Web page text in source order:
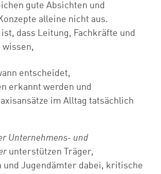
gute Absichten und
alleine nicht aus.
dass Leitung, Fachkräfte und
entscheidet,
erkannt werden und
im Alltag tatsächlich
Unternehmens- und
unterstützen Träger,
und Jugendämter dabei, kritische